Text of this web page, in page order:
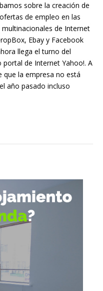
sobre la creación de
de empleo en las
multinacionales de Internet
Ebay y Facebook
llega el turno del
portal de Internet Yahoo!. A
que la empresa no está
año pasado incluso